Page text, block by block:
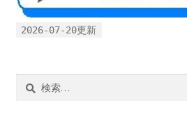
2022.8.1 福島第一原発 汚染配
2022.8.9 福島第一原発 汚染水
2026-07-20更新